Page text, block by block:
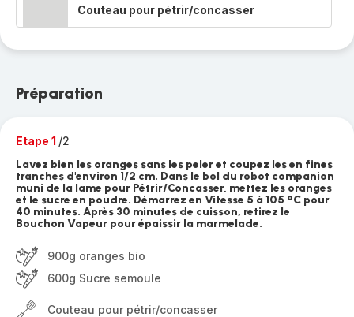
Couteau pour pétrir/concasser
Préparation
Etape 1 /2
Lavez bien les oranges sans les peler et coupez les en fines
tranches d'environ 1/2 cm. Dans le bol du robot companion
muni de la lame pour Pétrir/Concasser, mettez les oranges
et le sucre en poudre. Démarrez en Vitesse 5 à 105 °C pour
40 minutes. Après 30 minutes de cuisson, retirez le
Bouchon Vapeur pour épaissir la marmelade.
900g oranges bio
600g Sucre semoule
Couteau pour pétrir/concasser